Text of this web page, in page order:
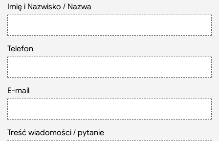
Imię i Nazwisko / Nazwa
Telefon
E-mail
Treść wiadomości / pytanie